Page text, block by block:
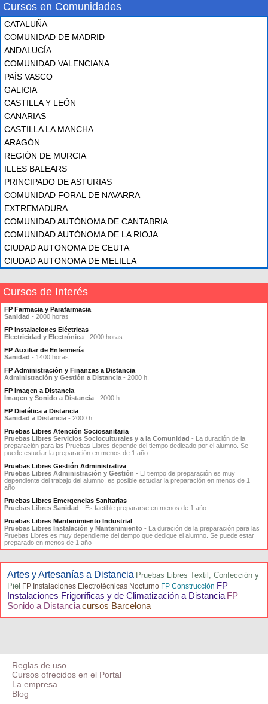
Cursos en Comunidades
CATALUÑA
COMUNIDAD DE MADRID
ANDALUCÍA
COMUNIDAD VALENCIANA
PAÍS VASCO
GALICIA
CASTILLA Y LEÓN
CANARIAS
CASTILLA LA MANCHA
ARAGÓN
REGIÓN DE MURCIA
ILLES BALEARS
PRINCIPADO DE ASTURIAS
COMUNIDAD FORAL DE NAVARRA
EXTREMADURA
COMUNIDAD AUTÓNOMA DE CANTABRIA
COMUNIDAD AUTÓNOMA DE LA RIOJA
CIUDAD AUTONOMA DE CEUTA
CIUDAD AUTONOMA DE MELILLA
Cursos de Interés
FP Farmacia y Parafarmacia
Sanidad - 2000 horas
FP Instalaciones Eléctricas
Electricidad y Electrónica - 2000 horas
FP Auxiliar de Enfermería
Sanidad - 1400 horas
FP Administración y Finanzas a Distancia
Administración y Gestión a Distancia - 2000 h.
FP Imagen a Distancia
Imagen y Sonido a Distancia - 2000 h.
FP Dietética a Distancia
Sanidad a Distancia - 2000 h.
Pruebas Libres Atención Sociosanitaria
Pruebas Libres Servicios Socioculturales y a la Comunidad - La duración de la
preparación para las Pruebas Libres depende del tiempo dedicado por el alumno. Se
puede estudiar la preparación en menos de 1 año
Pruebas Libres Gestión Administrativa
Pruebas Libres Administración y Gestión - El tiempo de preparación es muy
dependiente del trabajo del alumno: es posible estudiar la preparación en menos de 1
año
Pruebas Libres Emergencias Sanitarias
Pruebas Libres Sanidad - Es factible prepararse en menos de 1 año
Pruebas Libres Mantenimiento Industrial
Pruebas Libres Instalación y Mantenimiento - La duración de la preparación para las
Pruebas Libres es muy dependiente del tiempo que dedique el alumno. Se puede estar
preparado en menos de 1 año
Artes y Artesanías a Distancia Pruebas Libres Textil, Confección y
Piel FP Instalaciones Electrotécnicas Nocturno FP Construcción FP
Instalaciones Frigoríficas y de Climatización a Distancia FP
Sonido a Distanciacursos Barcelona
Reglas de uso
Cursos ofrecidos en el Portal
La empresa
Blog